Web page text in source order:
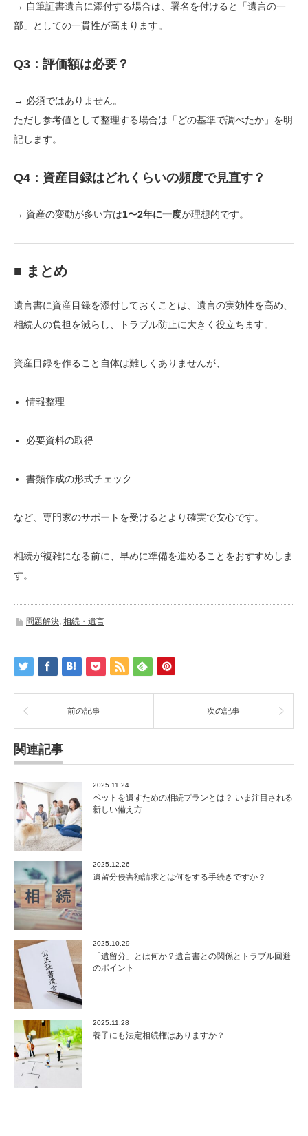
→ 自筆証書遺言に添付する場合は、署名を付けると「遺言の一
部」としての一貫性が高まります。
Q3：評価額は必要？
→ 必須ではありません。
ただし参考値として整理する場合は「どの基準で調べたか」を明
記します。
Q4：資産目録はどれくらいの頻度で見直す？
→ 資産の変動が多い方は1〜2年に一度が理想的です。
■ まとめ
遺言書に資産目録を添付しておくことは、遺言の実効性を高め、
相続人の負担を減らし、トラブル防止に大きく役立ちます。
資産目録を作ること自体は難しくありませんが、
情報整理
必要資料の取得
書類作成の形式チェック
など、専門家のサポートを受けるとより確実で安心です。
相続が複雑になる前に、早めに準備を進めることをおすすめしま
す。
問題解決, 相続・遺言
前の記事 次の記事
関連記事
2025.11.24
ペットを遺すための相続プランとは？ いま注目される
新しい備え方
2025.12.26
遺留分侵害額請求とは何をする手続きですか？
2025.10.29
「遺留分」とは何か？遺言書との関係とトラブル回避
のポイント
2025.11.28
養子にも法定相続権はありますか？